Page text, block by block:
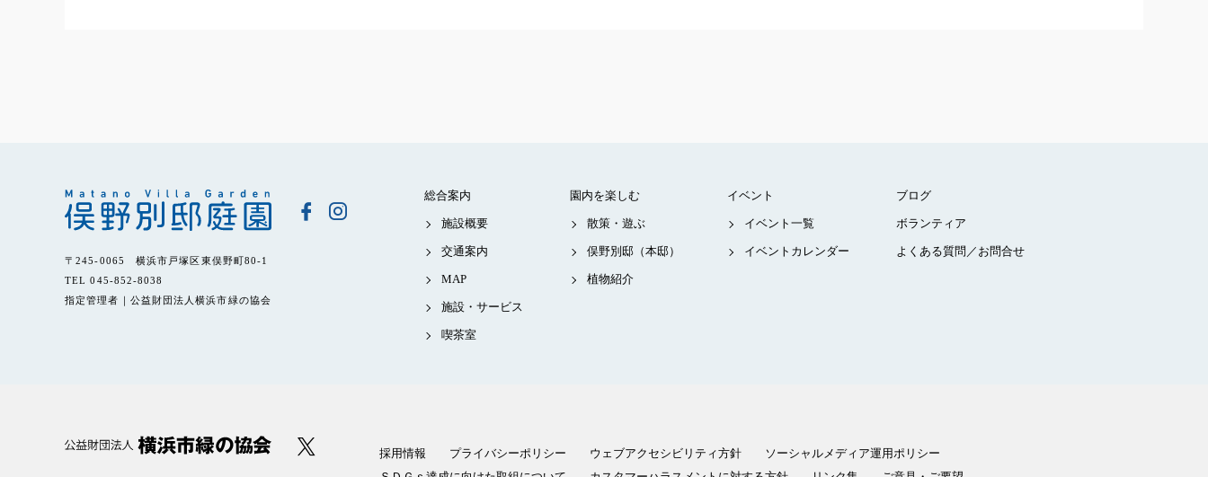
〒245-0065 横浜市戸塚区東俣野町80-1
TEL 045-852-8038
指定管理者｜公益財団法人横浜市緑の協会
総合案内
施設概要
交通案内
MAP
施設・サービス
喫茶室
園内を楽しむ
散策・遊ぶ
俣野別邸（本邸）
植物紹介
イベント
イベント一覧
イベントカレンダー
ブログ
ボランティア
よくある質問／お問合せ
採用情報 プライバシーポリシー ウェブアクセシビリティ方針
ソーシャルメディア運用ポリシー